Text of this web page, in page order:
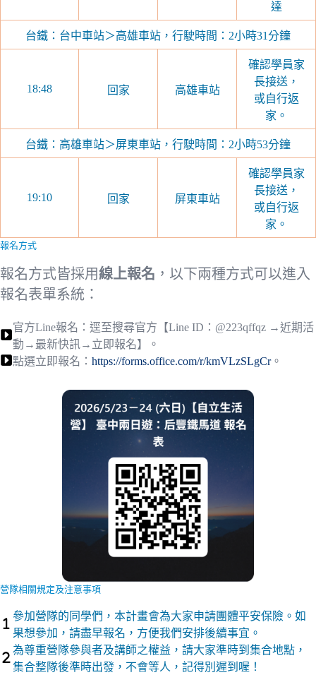
達
台鐵：台中車站＞高雄車站，行駛時間：2小時31分鐘
18:48 回家 高雄車站
確認學員家
長接送，
或自行返
家。
台鐵：高雄車站＞屏東車站，行駛時間：2小時53分鐘
19:10 回家 屏東車站
確認學員家
長接送，
或自行返
家。
報名方式
報名方式皆採用線上報名 ，以下兩種方式可以進入
報名表單系統：
官方Line報名：逕至搜尋官方【Line ID：@223qffqz →近期活
動→最新快訊→立即報名】。
點選立即報名： https://forms.office.com/r/kmVLzSLgCr。
營隊相關規定及注意事項
參加營隊的同學們，本計畫會為大家申請團體平安保險。如
果想參加，請盡早報名，方便我們安排後續事宜。
為尊重營隊參與者及講師之權益，請大家準時到集合地點，
集合整隊後準時出發，不會等人，記得別遲到喔！